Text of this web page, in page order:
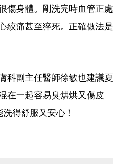
傷身體。剛洗完時血管正處
絞痛甚至猝死。正確做法是
科副主任醫師徐敏也建議夏
在一起容易臭烘烘又傷皮
得舒服又安心！